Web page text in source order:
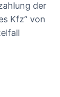
der
Kfz” von